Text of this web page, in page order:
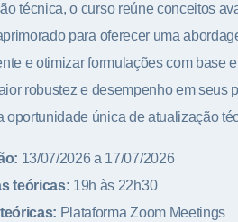
técnica, o curso reúne conceitos
para oferecer uma
e otimizar formulações com base
robustez e desempenho em seus
oportunidade única de atualização
13/07/2026 a 17/07/2026
teóricas: 19h às 22h30
Plataforma Zoom Meetings